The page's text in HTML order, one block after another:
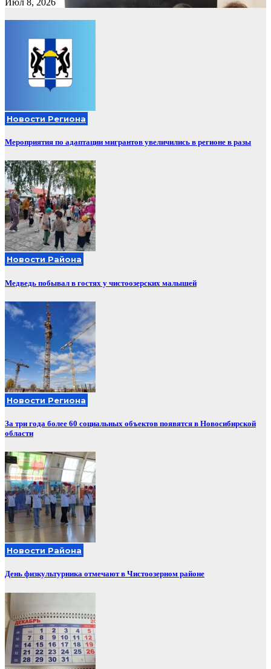
Июл 8, 2026
Новости Региона
Мероприятия по адаптации мигрантов увеличились в регионе в разы
Новости Района
Медведь побывал в гостях у чистоозерских малышей
Новости Региона
За три года более 60 социальных объектов появятся в Новосибирской
области
Новости Района
День физкультурника отмечают в Чистоозерном районе